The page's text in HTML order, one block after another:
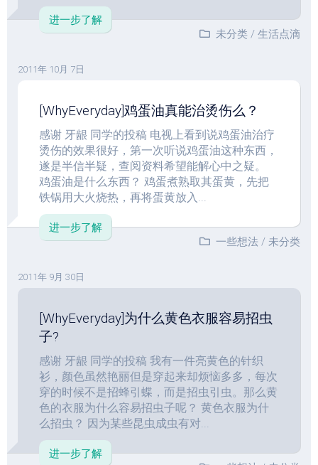
进一步了解
未分类 / 生活点滴
2011年 10月 7日
[WhyEveryday]鸡蛋油真能治烫伤么？
感谢 牙龈 同学的投稿 电视上看到说鸡蛋油治疗
烫伤的效果很好，第一次听说鸡蛋油这种东西，
遂是半信半疑，查阅资料希望能解心中之疑。
鸡蛋油是什么东西？ 鸡蛋煮熟取其蛋黄，先把
铁锅用大火烧热，再将蛋黄放入...
进一步了解
一些想法 / 未分类
2011年 9月 30日
[WhyEveryday]为什么黄色衣服容易招虫
子?
感谢 牙龈 同学的投稿 我有一件亮黄色的针织
衫，颜色虽然艳丽但是穿起来却烦恼多多，每次
穿的时候不是招蜂引蝶，而是招虫引虫。那么黄
色的衣服为什么容易招虫子呢？ 黄色衣服为什
么招虫？ 因为某些昆虫成虫有对...
进一步了解